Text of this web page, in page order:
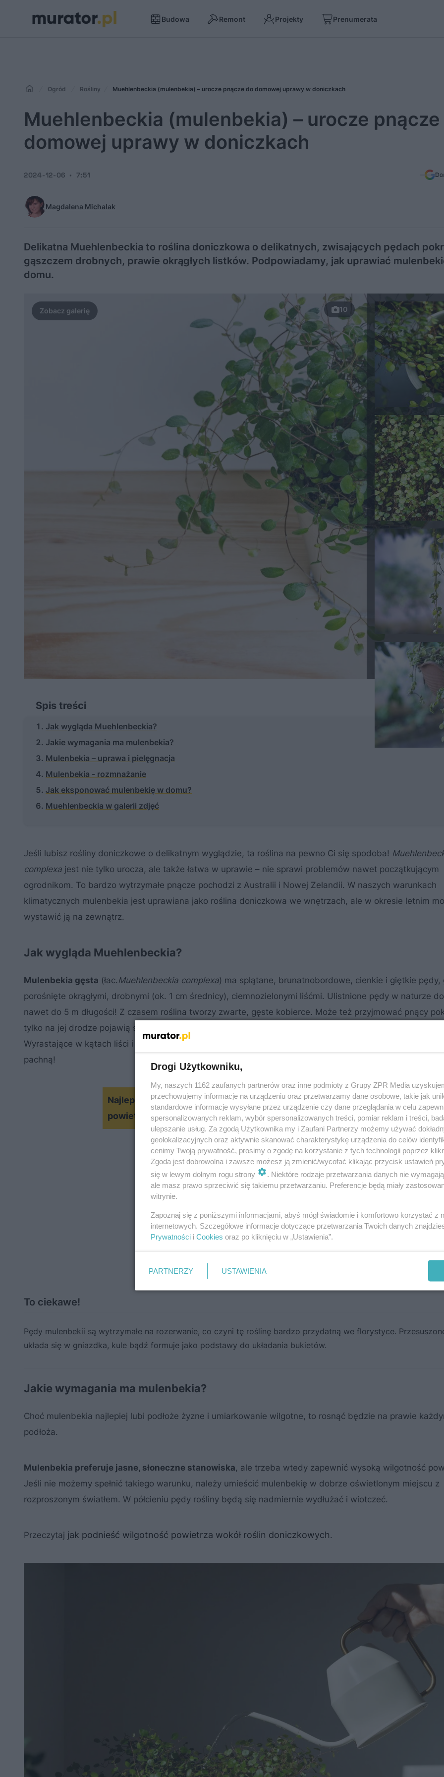
Budowa Remont Projekty Prenumerata
Ogród Rośliny Muehlenbeckia (mulenbekia) – urocze pnącze do domowej uprawy w doniczkach
Muehlenbeckia (mulenbekia) – urocze
domowej uprawy w doniczkach
Magdalena Michalak
2024-12-06 7:51
Delikatna Muehlenbeckia to roślina doniczkowa o delikatnych, zwisających pędach
gąszczem drobnych, prawie okrągłych listków. Podpowiadamy, jak uprawiać
domu.
10
Spis treści
Jak wygląda Muehlenbeckia?
Jakie wymagania ma mulenbekia?
Mulenbekia – uprawa i pielęgnacja
Mulenbekia - rozmnażanie
Jak eksponować mulenbekię w domu?
Muehlenbeckia w galerii zdjęć
Jeśli lubisz rośliny doniczkowe o delikatnym wyglądzie, ta roślina na pewno Ci się spodoba!
complexa jest nie tylko urocza, ale także łatwa w uprawie – nie sprawi problemów nawet początkującym
ogrodnikom. To bardzo wytrzymałe pnącze pochodzi z Australii i Nowej Zelandii. W naszych warunkach
klimatycznych mulenbekia jest uprawiana jako roślina doniczkowa we wnętrzach, ale w okresie letnim
wystawić ją na zewnątrz.
Jak wygląda Muehlenbeckia?
Mulenbekia gęsta (łac. Muehlenbeckia complexa) ma splątane, brunatnobordowe, cienkie i giętkie pędy,
porośnięte okrągłymi, drobnymi (ok. 1 cm średnicy), ciemnozielonymi liśćmi. Ulistnione pędy w naturze
nawet do 5 m długości! Z czasem roślina tworzy zwarte, gęste kobierce. Może też przyjmować pnący
tylko na jej drodze pojawią się podpory. W uprawie domowej roślina ma pnący, płożący lub zwisający
Wyrastające w kątach liści i na wierzchołkach pędów kwiaty mulenbekii są drobne i niepozorne, ale za to
pachną!
Najlepsze rośliny doniczkowe do sypialni. 3 gatunki oczyszczające
powietrze w sypialni
To ciekawe!
Pędy mulenbekii są wytrzymałe na rozerwanie, co czyni tę roślinę bardzo przydatną we florystyce.
układa się w gniazdka, kule bądź formuje jako podstawy do układania bukietów.
Jakie wymagania ma mulenbekia?
Choć mulenbekia najlepiej lubi podłoże żyzne i umiarkowanie wilgotne, to rosnąć będzie na prawie
podłoża.
Mulenbekia preferuje jasne, słoneczne stanowiska, ale trzeba wtedy zapewnić wysoką wilgotność
Jeśli nie możemy spełnić takiego warunku, należy umieścić mulenbekię w dobrze oświetlonym miejscu z
rozproszonym światłem. W półcieniu pędy rośliny będą się nadmiernie wydłużać i wiotczeć.
Przeczytaj jak podnieść wilgotność powietrza wokół roślin doniczkowych.
Drogi Użytkowniku,
My, naszych 1162 zaufanych partnerów oraz inne podmioty z Grupy ZPR Media
przechowujemy informacje na urządzeniu oraz przetwarzamy dane osobowe, takie jak
standardowe informacje wysyłane przez urządzenie czy dane przeglądania w celu
spersonalizowanych reklam, wybór spersonalizowanych treści, pomiar reklam i treści,
ulepszanie usług. Za zgodą Użytkownika my i Zaufani Partnerzy możemy używać
geolokalizacyjnych oraz aktywnie skanować charakterystykę urządzenia do celów
cenimy Twoją prywatność, prosimy o zgodę na korzystanie z tych technologii poprzez
Zgoda jest dobrowolna i zawsze możesz ją zmienić/wycofać klikając przycisk ustawień
się w lewym dolnym rogu strony
. Niektóre rodzaje przetwarzania danych nie
ale masz prawo sprzeciwić się takiemu przetwarzaniu. Preferencje będą miały
witrynie.
Zapoznaj się z poniższymi informacjami, abyś mógł świadomie i komfortowo korzystać z
internetowych. Szczegółowe informacje dotyczące przetwarzania Twoich danych
Prywatności i Cookies oraz po kliknięciu w „Ustawienia”.
PARTNERZY USTAWIENIA